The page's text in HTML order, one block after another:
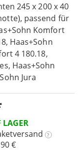
245 x 200 x 40
passend für
Komfort
Haas+Sohn
4 180.18,
Haas+Sohn
Jura
LAGER
?
€